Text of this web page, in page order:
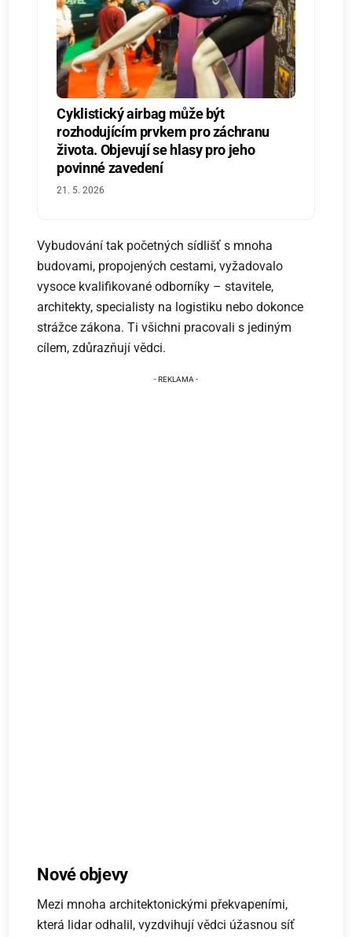
Cyklistický airbag může být
rozhodujícím prvkem pro záchranu
života. Objevují se hlasy pro jeho
povinné zavedení
21. 5. 2026
Vybudování tak početných sídlišť s mnoha
budovami, propojených cestami, vyžadovalo
vysoce kvalifikované odborníky – stavitele,
architekty, specialisty na logistiku nebo dokonce
strážce zákona. Ti všichni pracovali s jediným
cílem, zdůrazňují vědci.
Nové objevy
Mezi mnoha architektonickými překvapeními,
která lidar odhalil, vyzdvihují vědci úžasnou síť